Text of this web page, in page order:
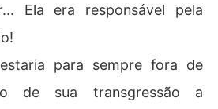
Ela era responsável pela
para sempre fora de
de sua transgressão a